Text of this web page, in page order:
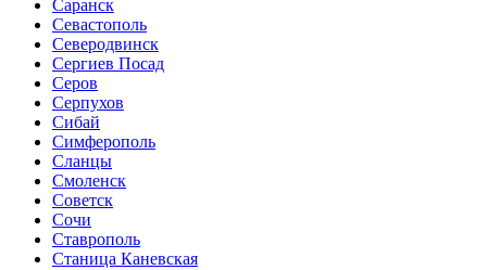
Саранск
Севастополь
Северодвинск
Сергиев Посад
Серов
Серпухов
Сибай
Симферополь
Сланцы
Смоленск
Советск
Сочи
Ставрополь
Станица Каневская